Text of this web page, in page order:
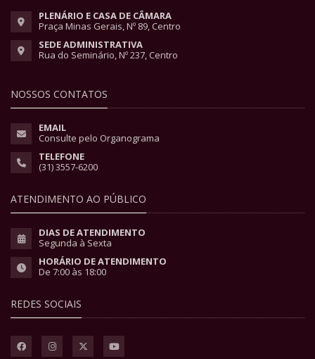
PLENÁRIO E CASA DE CÂMARA
Praça Minas Gerais, Nº 89, Centro
SEDE ADMINISTRATIVA
Rua do Seminário, Nº 237, Centro
NOSSOS CONTATOS
EMAIL
Consulte pelo Organograma
TELEFONE
(31) 3557-6200
ATENDIMENTO AO PÚBLICO
DIAS DE ATENDIMENTO
Segunda à Sexta
HORÁRIO DE ATENDIMENTO
De 7:00 às 18:00
REDES SOCIAIS